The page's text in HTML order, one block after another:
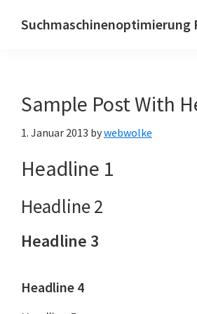
Hauptnavigation
Hauptsidebar
Suchmaschinenoptimierung
gefunden
Local
Sample Post With
1. Januar 2013 bywebwolke
Headline 1
Headline 2
Headline 3
Headline 4